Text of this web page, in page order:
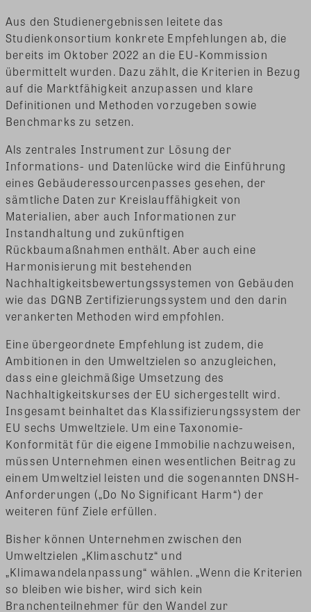
Aus den Studienergebnissen leitete das
Studienkonsortium konkrete Empfehlungen ab, die
bereits im Oktober 2022 an die EU-Kommission
übermittelt wurden. Dazu zählt, die Kriterien in Bezug
auf die Marktfähigkeit anzupassen und klare
Definitionen und Methoden vorzugeben sowie
Benchmarks zu setzen.
Als zentrales Instrument zur Lösung der
Informations- und Datenlücke wird die Einführung
eines Gebäuderessourcenpasses gesehen, der
sämtliche Daten zur Kreislauffähigkeit von
Materialien, aber auch Informationen zur
Instandhaltung und zukünftigen
Rückbaumaßnahmen enthält. Aber auch eine
Harmonisierung mit bestehenden
Nachhaltigkeitsbewertungssystemen von Gebäuden
wie das DGNB Zertifizierungssystem und den darin
verankerten Methoden wird empfohlen.
Eine übergeordnete Empfehlung ist zudem, die
Ambitionen in den Umweltzielen so anzugleichen,
dass eine gleichmäßige Umsetzung des
Nachhaltigkeitskurses der EU sichergestellt wird.
Insgesamt beinhaltet das Klassifizierungssystem der
EU sechs Umweltziele. Um eine Taxonomie-
Konformität für die eigene Immobilie nachzuweisen,
müssen Unternehmen einen wesentlichen Beitrag zu
einem Umweltziel leisten und die sogenannten DNSH-
Anforderungen („Do No Significant Harm“) der
weiteren fünf Ziele erfüllen.
Bisher können Unternehmen zwischen den
Umweltzielen „Klimaschutz“ und
„Klimawandelanpassung“ wählen. „Wenn die Kriterien
so bleiben wie bisher, wird sich kein
Branchenteilnehmer für den Wandel zur